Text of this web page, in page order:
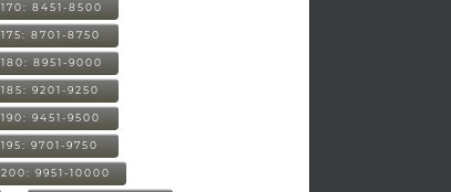
170: 8451-8500
175: 8701-8750
180: 8951-9000
185: 9201-9250
190: 9451-9500
195: 9701-9750
200: 9951-10000